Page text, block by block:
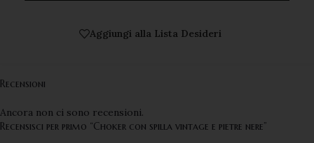
Aggiungi alla Lista Desideri
Recensioni
Ancora non ci sono recensioni.
Recensisci per primo “Choker con spilla vintage e pietre nere”